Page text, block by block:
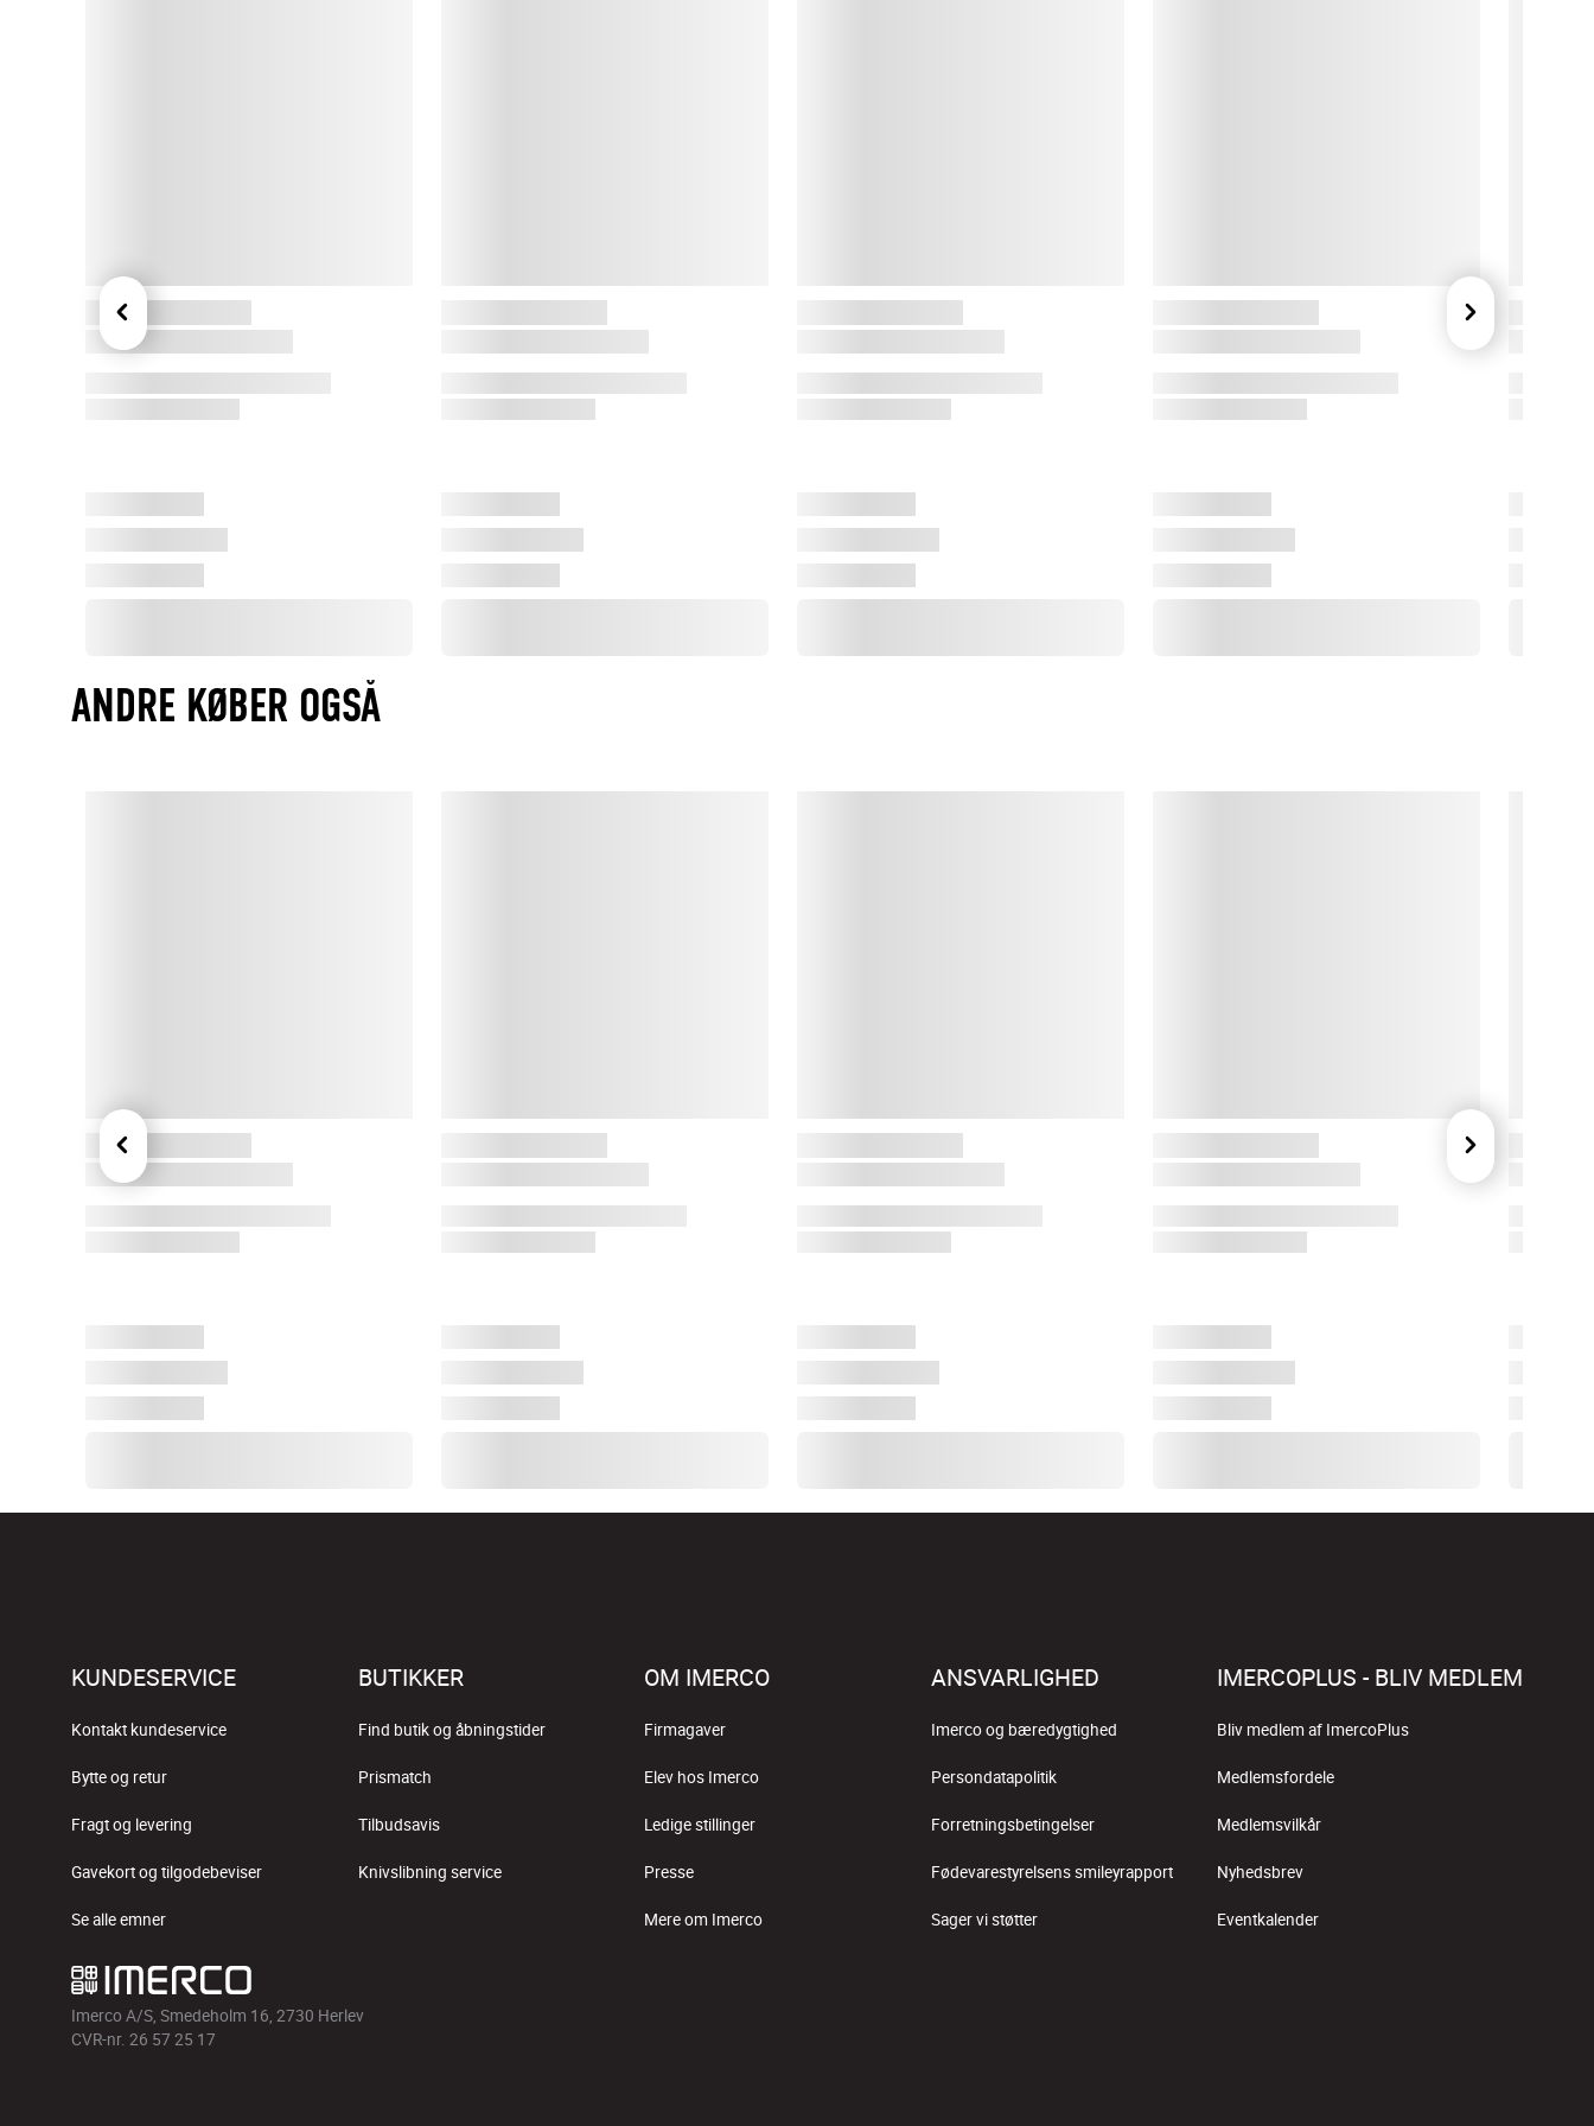
ANDRE KØBER OGSÅ
KUNDESERVICE
Kontakt kundeservice
Bytte og retur
Fragt og levering
Gavekort og tilgodebeviser
Se alle emner
BUTIKKER
Find butik og åbningstider
Prismatch
Tilbudsavis
Knivslibning service
OM IMERCO
Firmagaver
Elev hos Imerco
Ledige stillinger
Presse
Mere om Imerco
ANSVARLIGHED
Imerco og bæredygtighed
Persondatapolitik
Forretningsbetingelser
Fødevarestyrelsens smileyrapport
Sager vi støtter
IMERCOPLUS - BLIV MEDLEM
Bliv medlem af ImercoPlus
Medlemsfordele
Medlemsvilkår
Nyhedsbrev
Eventkalender
Imerco A/S, Smedeholm 16, 2730 Herlev
CVR-nr. 26 57 25 17